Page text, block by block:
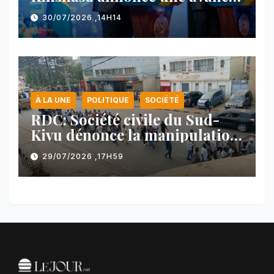
majeure et maintient sa ligne
face au Rwanda
30/07/2026 ,14H14
À LA UNE POLITIQUE SOCIÉTÉ
RDC: Société civile du Sud-
Kivu dénonce la manipulation
des manifestations par
l’AFC/M23
29/07/2026 ,17H59